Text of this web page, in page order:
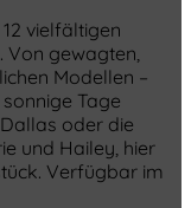
vielfältigen
Von gewagten,
Modellen –
Tage
oder die
und Hailey, hier
Verfügbar im